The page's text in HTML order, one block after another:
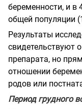
беременности, и
общей популяции
Результаты
свидетельствуют
препарата, но
отношении
родов или
Период грудного